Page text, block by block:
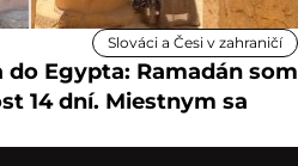
Slováci a Česi v zahraničí
Egypta: Ramadán som
14 dní. Miestnym sa